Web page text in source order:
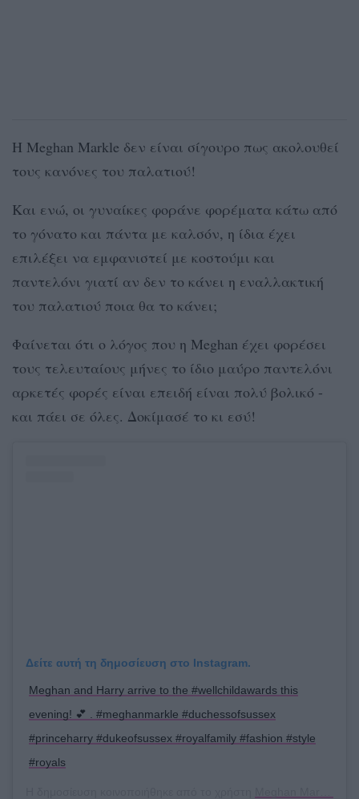
Η Meghan Markle δεν είναι σίγουρο πως ακολουθεί
τους κανόνες του παλατιού!
Και ενώ, οι γυναίκες φοράνε φορέματα κάτω από
το γόνατο και πάντα με καλσόν, η ίδια έχει
επιλέξει να εμφανιστεί με κοστούμι και
παντελόνι γιατί αν δεν το κάνει η εναλλακτική
του παλατιού ποια θα το κάνει;
Φαίνεται ότι ο λόγος που η Meghan έχει φορέσει
τους τελευταίους μήνες το ίδιο μαύρο παντελόνι
αρκετές φορές είναι επειδή είναι πολύ βολικό -
και πάει σε όλες. Δοκίμασέ το κι εσύ!
Δείτε αυτή τη δημοσίευση στο Instagram.
Meghan and Harry arrive to the #wellchildawards this
evening! 💕 . #meghanmarkle #duchessofsussex
#princeharry #dukeofsussex #royalfamily #fashion #style
#royals